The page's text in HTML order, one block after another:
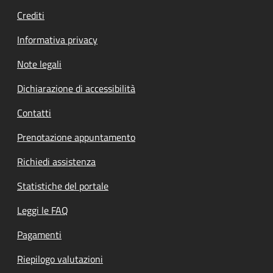
Crediti
Informativa privacy
Note legali
Dichiarazione di accessibilità
Contatti
Prenotazione appuntamento
Richiedi assistenza
Statistiche del portale
Leggi le FAQ
Pagamenti
Riepilogo valutazioni